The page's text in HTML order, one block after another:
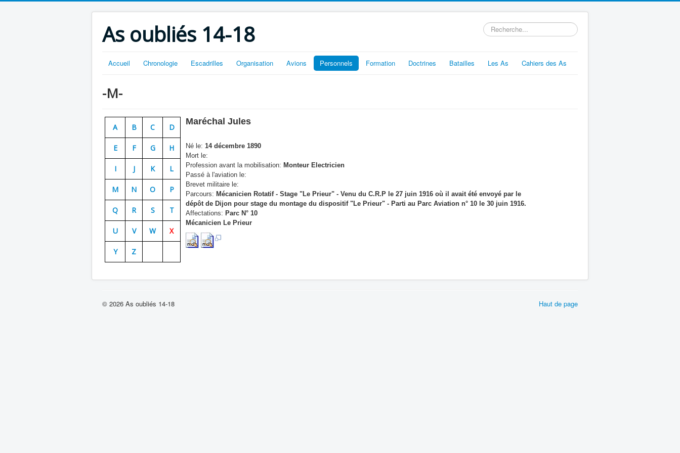
As oubliés 14-18 Rechercher
Accueil Chronologie Escadrilles Organisation Avions Personnels Formation Doctrines Batailles Les As Cahiers des As
-M-
A B C D
E F G H
I J K L
M N O P
Q R S T
U V W X
Y Z
Maréchal Jules
Né le: 14 décembre 1890
Mort le:
Profession avant la mobilisation: Monteur Electricien
Passé à l'aviation le:
Brevet militaire le:
Parcours: Mécanicien Rotatif - Stage "Le Prieur" - Venu du C.R.P le 27 juin 1916 où il avait été envoyé par le
dépôt de Dijon pour stage du montage du dispositif "Le Prieur" - Parti au Parc Aviation n° 10 le 30 juin 1916.
Affectations: Parc N° 10
Mécanicien Le Prieur
Haut de page
© 2026 As oubliés 14-18